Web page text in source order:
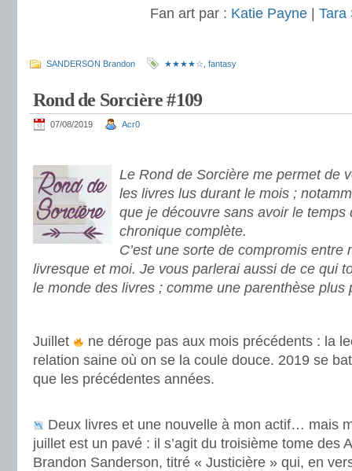
Fan art par : Katie Payne
Tara
SANDERSON Brandon ★★★★☆ fantasy
Rond de Sorcière #109
07/08/2019 Acr0
Le Rond de Sorcière me permet de
les livres lus durant le mois ;
que je découvre sans avoir le temps
chronique complète.
C’est une sorte de compromis entre
livresque et moi. Je vous parlerai aussi de ce qui
le monde des livres ; comme une parenthèse plus
Juillet
ne déroge pas aux mois précédents : la
relation saine où on se la coule douce. 2019 se
que les précédentes années.
Deux livres et une nouvelle à mon actif… mais
juillet est un pavé : il s’agit du troisième tome des
Brandon Sanderson, titré « Justicière » qui, en